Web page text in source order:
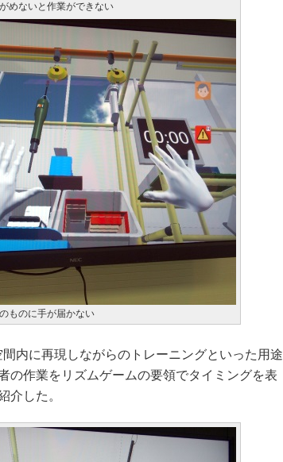
めないと作業ができない
ものに手が届かない
内に再現しながらのトレーニングといった用途
の作業をリズムゲームの要領でタイミングを表
介した。